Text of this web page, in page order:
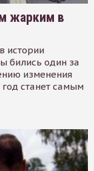
жарким в
истории
бились один за
изменения
год станет самым